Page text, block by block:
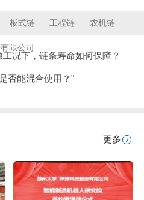
板式链 工程链 农机链
限公司
工况下，链条寿命如何保障？
否能混合使用？"
更多